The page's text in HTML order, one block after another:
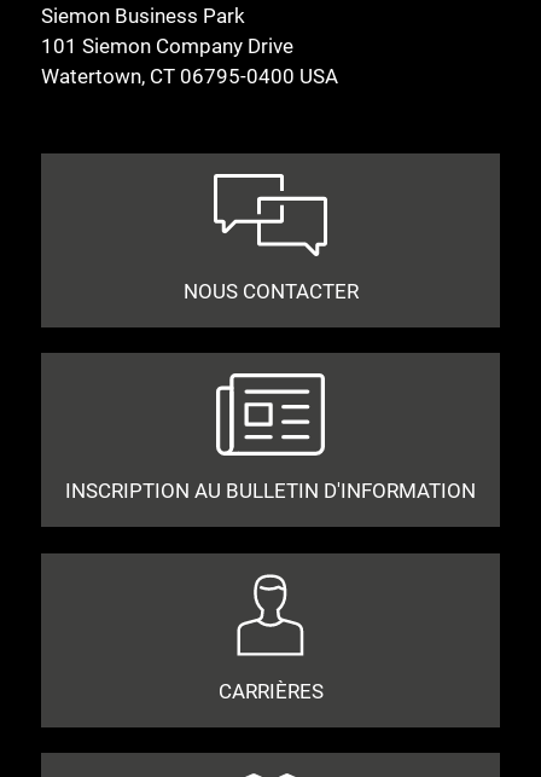
Siemon Business Park
101 Siemon Company Drive
Watertown, CT 06795-0400 USA
NOUS CONTACTER
INSCRIPTION AU BULLETIN D'INFORMATION
CARRIÈRES